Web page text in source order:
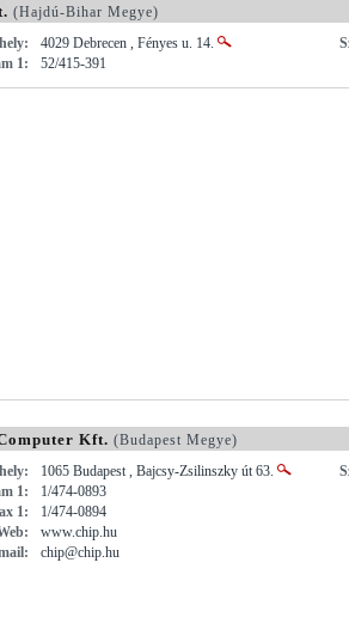
(Hajdú-Bihar Megye)
4029 Debrecen , Fényes u. 14.
1:
52/415-391
Kft. (Budapest Megye)
1065 Budapest , Bajcsy-Zsilinszky út 63.
1:
1/474-0893
1:
1/474-0894
www.chip.hu
chip@chip.hu